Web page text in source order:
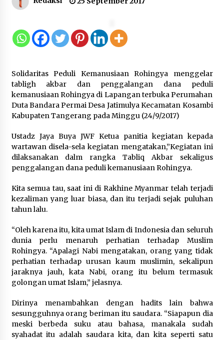
Barang dan Jasa pada BUMD
Halteng
Kemenkum Malut Ikuti ‘Pasti Ada
Solusi’, Menkum Dorong
Transformasi Digital
7 Agustus 2026
Kemnaker Siapkan Regulasi
Ketenagakerjaan yang Selaras
Modern
7 Agustus 2026
Gebyar Lomba 17 Agustus RSUD
Tigaraksa, Semarakkan HUT RI
dengan Nuansa Kebersamaan
7 Agustus 2026
Pemanfaatan Limbah Galon Bekas,
Lapas Banjar Tanam 200 Pohon
Cabai Dukung Program Ketahanan
Pangan
Solidaritas Peduli Kemanusiaan Rohingya menggelar
tabligh akbar dan penggalangan dana peduli
kemanusiaan Rohingya di Lapangan terbuka Perumahan
Duta Bandara Permai Desa Jatimulya Kecamatan Kosambi
Kabupaten Tangerang pada Minggu (24/9/2017)
Ustadz Jaya Buya JWF Ketua panitia kegiatan kepada
wartawan disela-sela kegiatan mengatakan,”Kegiatan ini
dilaksanakan dalm rangka Tabliq Akbar sekaligus
penggalangan dana peduli kemanusiaan Rohingya.
Kita semua tau, saat ini di Rakhine Myanmar telah terjadi
kezaliman yang luar biasa, dan itu terjadi sejak puluhan
tahun lalu.
“Oleh karena itu, kita umat Islam di Indonesia dan seluruh
dunia perlu menaruh perhatian terhadap Muslim
Rohingya. “Apalagi Nabi mengatakan, orang yang tidak
perhatian terhadap urusan kaum muslimin, sekalipun
jaraknya jauh, kata Nabi, orang itu belum termasuk
golongan umat Islam,” jelasnya.
Dirinya menambahkan dengan hadits lain bahwa
sesungguhnya orang beriman itu saudara. “Siapapun dia
meski berbeda suku atau bahasa, manakala sudah
syahadat itu adalah saudara kita, dan kita seperti satu